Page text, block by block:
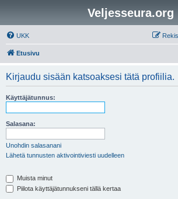
Veljesseura.org
UKK
Etusivu
Kirjaudu sisään katsoaksesi tätä profiilia.
Käyttäjätunnus:
Salasana:
Unohdin salasanani
Lähetä tunnusten aktivointiviesti uudelleen
Muista minut
Piilota käyttäjätunnukseni tällä kertaa